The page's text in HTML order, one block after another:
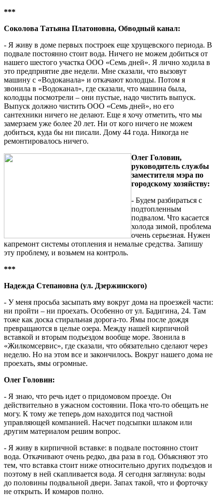
***
Соколова Татьяна Платоновна, Обводный канал:
- Я живу в доме первых построек еще хрущевского периода. В
подвале постоянно стоит вода. Ничего не можем добиться от
нашего шестого участка ООО «Семь дней». Я лично ходила в
это предприятие две недели. Мне сказали, что вызовут
машину с «Водоканала» и откачают колодцы. Потом я
звонила в «Водоканал», где сказали, что машина была,
колодцы посмотрели – они пустые, надо чистить выпуск.
Выпуск должно чистить ООО «Семь дней», но его
сантехники ничего не делают. Еще я хочу отметить, что мы
замерзаем уже более 20 лет. Ни от кого ничего не можем
добиться, куда бы ни писали. Дому 44 года. Никогда не
ремонтировалось ничего.
Олег Головин,
руководитель службы
заместителя мэра по
городскому хозяйству:
- Будем разбираться с
подтопленным
подвалом. Что касается
холода зимой, проблема
очень серьезная. Нужен
капремонт системы отопления и немалые средства. Запишу
эту проблему, и возьмем на контроль.
***
Надежда Степановна (ул. Дзержинского)
- У меня просьба засыпать яму вокруг дома на проезжей части:
ни пройти – ни проехать. Особенно от ул. Бадигина, 24. Там
тоже как доска стиральная дорога-то. Ямы после дождя
превращаются в целые озера. Между нашей кирпичной
вставкой и вторым подъездом вообще море. Звонила в
«Жилкомсервис», где сказали, что обязательно сделают через
неделю. Но на этом все и закончилось. Вокруг нашего дома не
проехать, ямы огромные.
Олег Головин:
- Я знаю, что речь идет о придомовом проезде. Он
действительно в ужасном состоянии. Пока что-то обещать не
могу. К тому же теперь дом находится под частной
управляющей компанией. Насчет подсыпки шлаком или
другим материалом решим вопрос.
- Я живу в кирпичной вставке: в подвале постоянно стоит
вода. Откачивают очень редко, два раза в год. Объясняют это
тем, что вставка стоит ниже относительно других подъездов и
поэтому в ней скапливается вода. Я сегодня заглянула: воды
до половины подвальной двери. Запах такой, что и форточку
не открыть. И комаров полно.